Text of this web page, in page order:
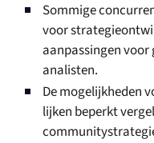
Sommige
voor
aanpassingen
analisten.
De mogelijkheden
lijken beperkt